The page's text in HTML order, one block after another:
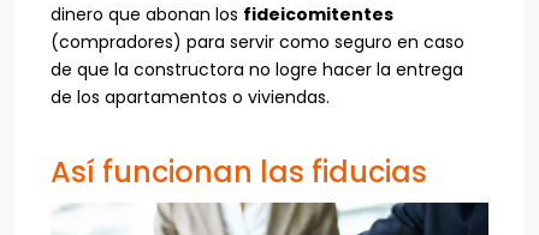
dinero que abonan los fideicomitentes
(compradores) para servir como seguro en caso
de que la constructora no logre hacer la entrega
de los apartamentos o viviendas.
Así funcionan las fiducias